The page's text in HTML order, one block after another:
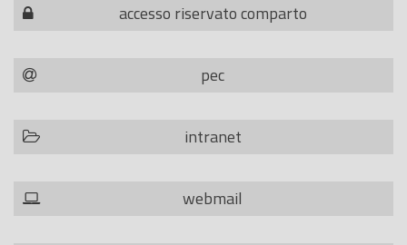
accesso riservato comparto
pec
intranet
webmail